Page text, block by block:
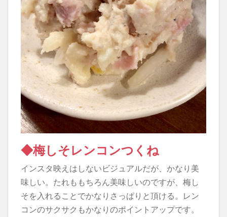
◆梅しそレンコンつくね
インスタ映えはしないビジュアルだが、かなり美
味しい。たれももちろん美味しいのですが、梅し
そを入れることでかなりさっぱりと頂ける。レン
コンのサクサクもかなりのポイントアップです。